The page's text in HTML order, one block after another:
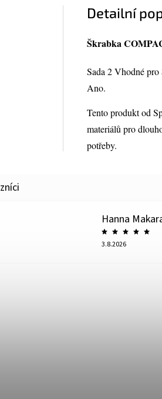
Detailní
Škrabka
Sada 2 Vhodné
Ano.
Tento produkt od
materiálů pro
potřeby.
Hanna
3.8.2026